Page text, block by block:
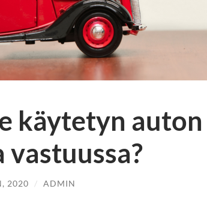
käytetyn auton
vastuussa?
2020 / ADMIN